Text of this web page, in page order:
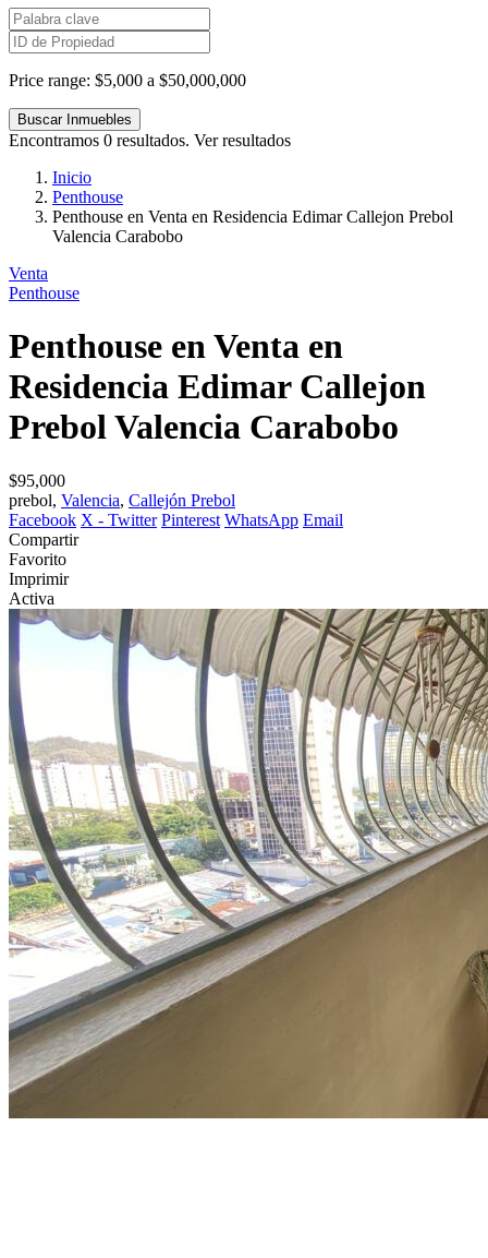
Price range: $5,000 a $50,000,000
Encontramos 0 resultados. Ver resultados
Inicio
Penthouse
Penthouse en Venta en Residencia Edimar Callejon Prebol
Valencia Carabobo
Venta
Penthouse
Penthouse en Venta en
Residencia Edimar Callejon
Prebol Valencia Carabobo
$95,000
prebol, Valencia, Callejón Prebol
Facebook X - Twitter Pinterest WhatsApp Email
Compartir
Favorito
Imprimir
Activa